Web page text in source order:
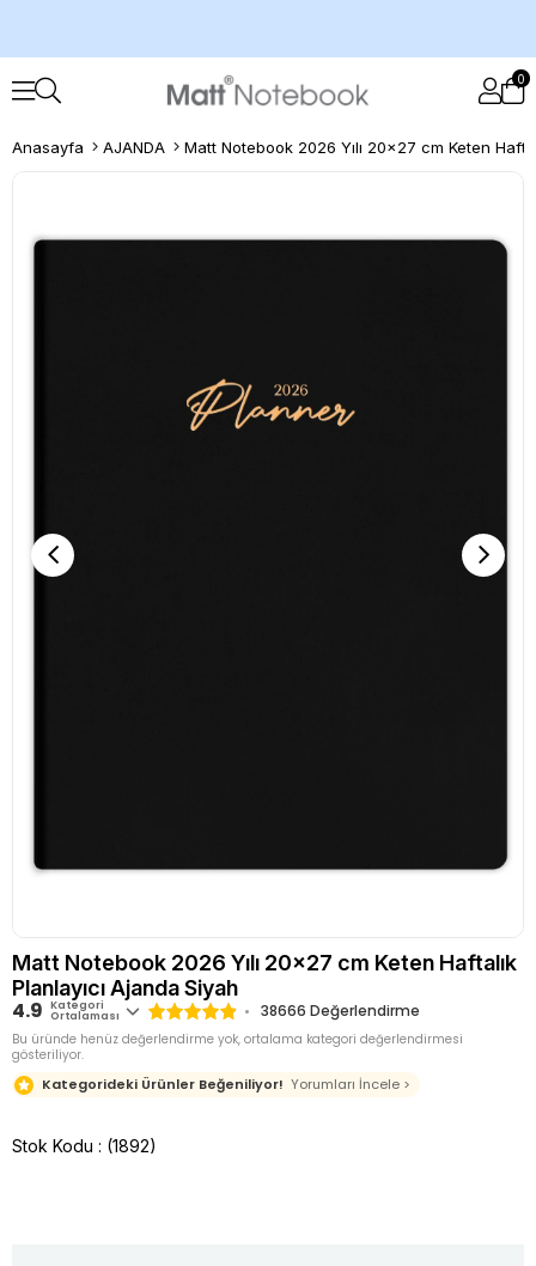
0
Anasayfa AJANDA
Matt Notebook 2026 Yılı 20x27 cm Keten Haftalık
Planlayıcı Ajanda Siyah
4.9 Kategori
Ortalaması 38666 Değerlendirme
Bu üründe henüz değerlendirme yok, ortalama kategori değerlendirmesi
gösteriliyor.
Kategorideki Ürünler Beğeniliyor! Yorumları İncele >
Stok Kodu (1892)